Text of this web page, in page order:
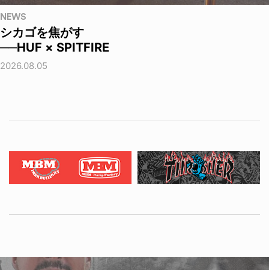
NEWS
シカゴを焦がす
──HUF × SPITFIRE
2026.08.05